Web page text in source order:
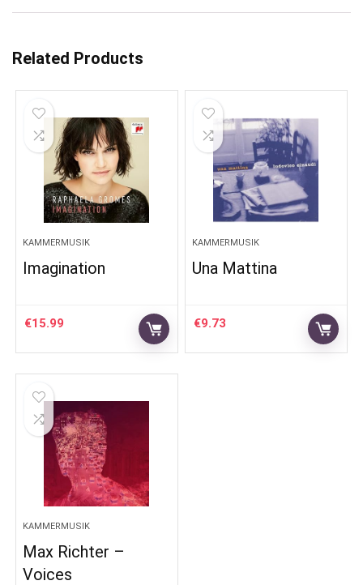
Related Products
KAMMERMUSIK
Imagination
€15.99
KAMMERMUSIK
Una Mattina
€9.73
KAMMERMUSIK
Max Richter –
Voices